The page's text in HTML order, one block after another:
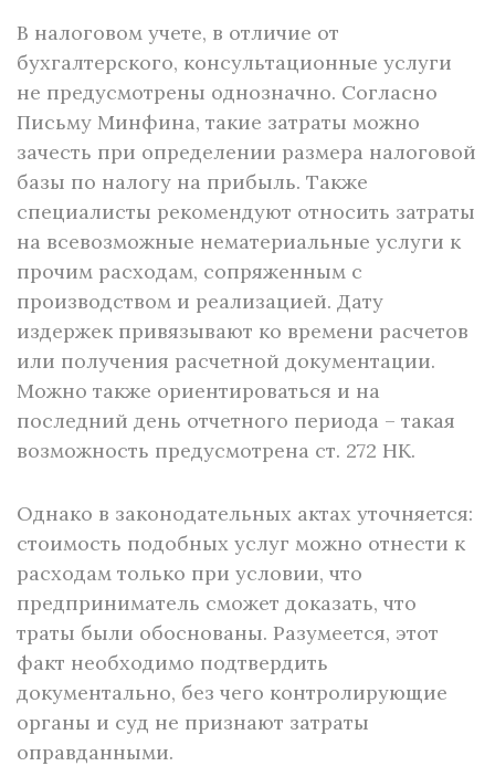
В налоговом учете, в отличие от
бухгалтерского, консультационные услуги
не предусмотрены однозначно. Согласно
Письму Минфина, такие затраты можно
зачесть при определении размера налоговой
базы по налогу на прибыль. Также
специалисты рекомендуют относить затраты
на всевозможные нематериальные услуги к
прочим расходам, сопряженным с
производством и реализацией. Дату
издержек привязывают ко времени расчетов
или получения расчетной документации.
Можно также ориентироваться и на
последний день отчетного периода – такая
возможность предусмотрена ст. 272 НК.
Однако в законодательных актах уточняется:
стоимость подобных услуг можно отнести к
расходам только при условии, что
предприниматель сможет доказать, что
траты были обоснованы. Разумеется, этот
факт необходимо подтвердить
документально, без чего контролирующие
органы и суд не признают затраты
оправданными.